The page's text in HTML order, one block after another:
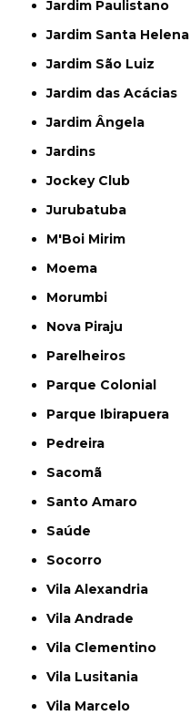
Jardim Paulistano
Jardim Santa Helena
Jardim São Luiz
Jardim das Acácias
Jardim Ângela
Jardins
Jockey Club
Jurubatuba
M'Boi Mirim
Moema
Morumbi
Nova Piraju
Parelheiros
Parque Colonial
Parque Ibirapuera
Pedreira
Sacomã
Santo Amaro
Saúde
Socorro
Vila Alexandria
Vila Andrade
Vila Clementino
Vila Lusitania
Vila Marcelo